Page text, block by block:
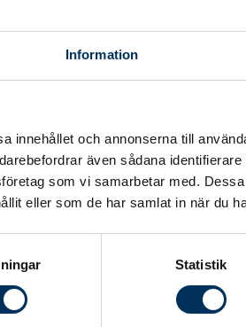
Information
innehållet och annonserna till
även sådana
som vi samarbetar med.
eller som de har samlat in när du
Statistik
behöver du vara